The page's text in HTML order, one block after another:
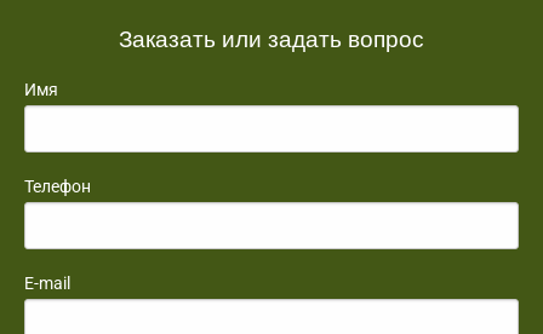
Заказать или задать вопрос
Имя
Телефон
E-mail